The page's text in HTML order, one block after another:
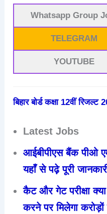
Whatsapp Group
TELEGRAM
YOUTUBE
बिहार बोर्ड कक्षा 12वीं
Latest Jobs
आईबीपीएस बैंक पीओ
यहाँ से पढ़े पूरी
कैट और गेट परीक्षा क्या
करने पर मिलेगा